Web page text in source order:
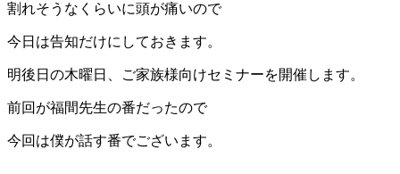
割れそうなくらいに頭が痛いので
今日は告知だけにしておきます。
明後日の木曜日、ご家族様向けセミナーを開催します。
前回が福間先生の番だったので
今回は僕が話す番でございます。